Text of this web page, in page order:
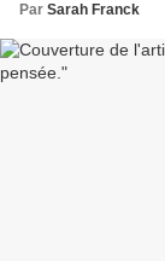
Par Sarah Franck